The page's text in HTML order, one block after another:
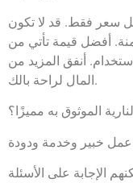
سعر فقط. قد لا تكون
أفضل قيمة تأتي من
أنفق المزيد من
المال لراحة بالك.
الموثوق به مميزًا؟
خبير وخدمة ودودة
الإجابة على الأسئلة